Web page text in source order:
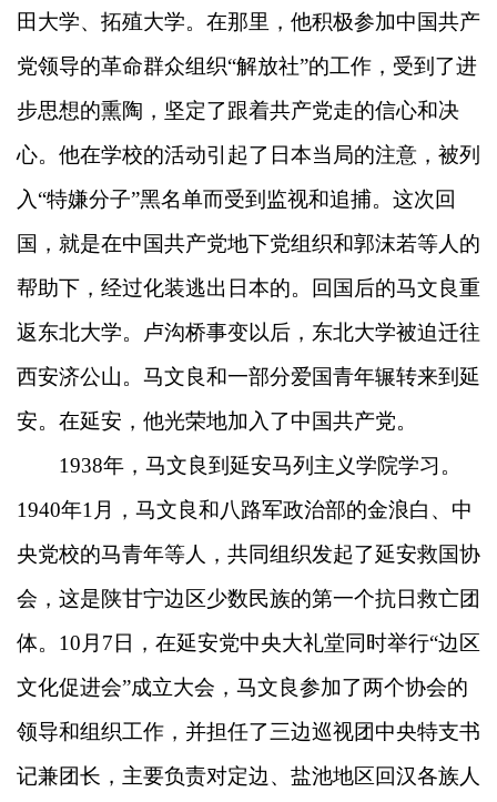
田大学、拓殖大学。在那里，他积极参加中国共产
党领导的革命群众组织“解放社”的工作，受到了进
步思想的熏陶，坚定了跟着共产党走的信心和决
心。他在学校的活动引起了日本当局的注意，被列
入“特嫌分子”黑名单而受到监视和追捕。这次回
国，就是在中国共产党地下党组织和郭沫若等人的
帮助下，经过化装逃出日本的。回国后的马文良重
返东北大学。卢沟桥事变以后，东北大学被迫迁往
西安济公山。马文良和一部分爱国青年辗转来到延
安。在延安，他光荣地加入了中国共产党。
1938年，马文良到延安马列主义学院学习。
1940年1月，马文良和八路军政治部的金浪白、中
央党校的马青年等人，共同组织发起了延安救国协
会，这是陕甘宁边区少数民族的第一个抗日救亡团
体。10月7日，在延安党中央大礼堂同时举行“边区
文化促进会”成立大会，马文良参加了两个协会的
领导和组织工作，并担任了三边巡视团中央特支书
记兼团长，主要负责对定边、盐池地区回汉各族人